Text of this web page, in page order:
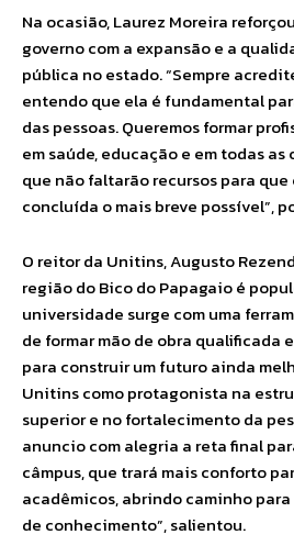
Na ocasião, Laurez Moreira
governo com a expansão e a
pública no estado. “Sempre
entendo que ela é fundamental
das pessoas. Queremos formar
em saúde, educação e em todas as
que não faltarão recursos para
concluída o mais breve possível”,
O reitor da Unitins, Augusto
região do Bico do Papagaio é
universidade surge com uma
de formar mão de obra qualificada
para construir um futuro ainda
Unitins como protagonista na
superior e no fortalecimento da
anuncio com alegria a reta final
câmpus, que trará mais conforto
acadêmicos, abrindo caminho para
de conhecimento”, salientou.